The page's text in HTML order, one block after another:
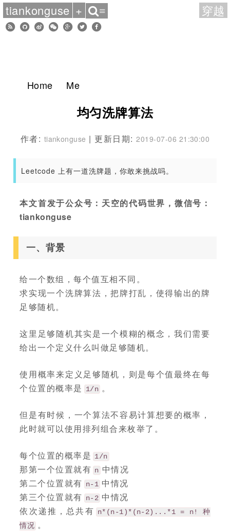
Home Me
均匀洗牌算法
作者: tiankonguse | 更新日期:2019-07-06 21:30:00
Leetcode 上有一道洗牌题，你敢来挑战吗。
本文首发于公众号：天空的代码世界，微信号：
tiankonguse
一、背景
给一个数组，每个值互相不同。
求实现一个洗牌算法，把牌打乱，使得输出的牌
足够随机。
这里足够随机其实是一个模糊的概念，我们需要
给出一个定义什么叫做足够随机。
使用概率来定义足够随机，则是每个值最终在每
个位置的概率是
1/n 。
但是有时候，一个算法不容易计算想要的概率，
此时就可以使用排列组合来枚举了。
每个位置的概率是 1/n
那第一个位置就有 n 中情况
第二个位置就有 n-1 中情况
第三个位置就有 n-2 中情况
依次递推，总共有 n*(n-1)*(n-2)...*1 = n! 种
情况 。
tiankonguse + ≡ 穿越